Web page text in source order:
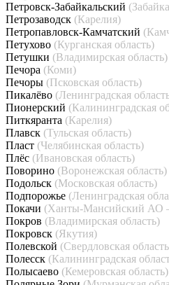
Петровск-Забайкальский
Петрозаводск (Карелия)
Петропавловск-Камчатский
Петухово (Курганская область)
Петушки (Владимирская область)
Печора (Коми)
Печоры (Псковская область)
Пикалёво (Ленинградская
Пионерский (Калининградская
Питкяранта (Карелия)
Плавск (Тульская область)
Пласт (Челябинская область)
Плёс (Ивановская область)
Поворино (Воронежская область)
Подольск (Московская область)
Подпорожье (Ленинградская
Покачи (Ханты-Мансийский
Покров (Владимирская область)
Покровск (Якутия)
Полевской (Свердловская
Полесск (Калининградская
Полысаево (Кемеровская область)